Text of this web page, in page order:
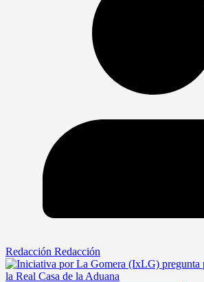
Redacción Redacción